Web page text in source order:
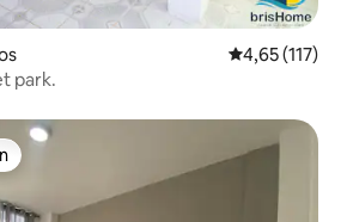
Gemiddelde
4,65 (117)
park.